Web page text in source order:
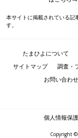
本サイトに掲載されている記
す。
たまひよについて
サイトマップ
調査・
お問い合わせ
個人情報保
Copyright